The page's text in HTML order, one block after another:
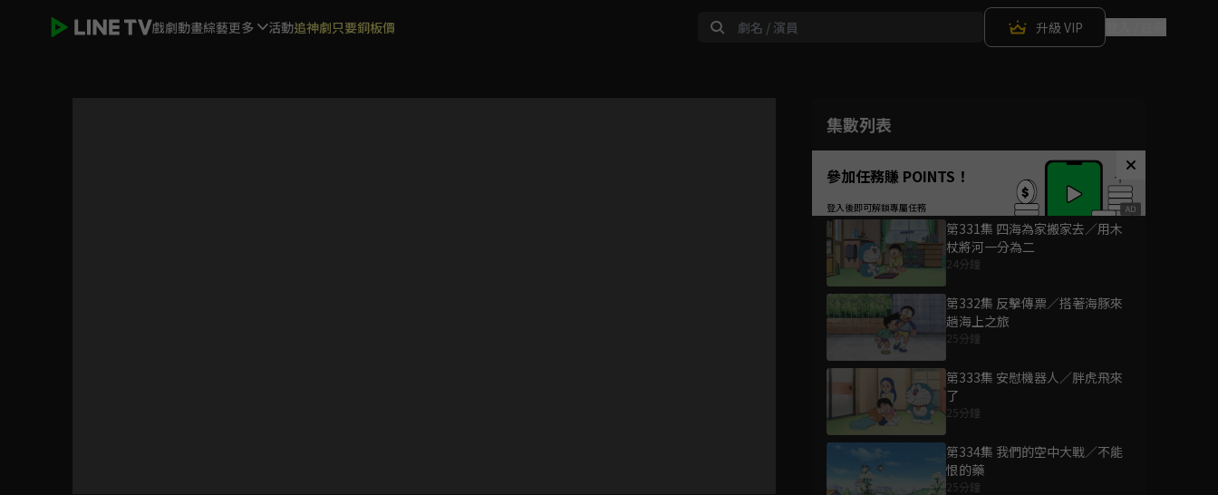
戲劇動畫綜藝更多 活動追神劇只要銅板價 升級 VIP
集數列表
參加任務賺 POINTS！
第331集 四海為家搬家去／用木
杖將河一分為二
24分鐘
第332集 反擊傳票／搭著海豚來
趟海上之旅
25分鐘
第333集 安慰機器人／胖虎飛來
了
25分鐘
第334集 我們的空中大戰／不能
恨的藥
25分鐘